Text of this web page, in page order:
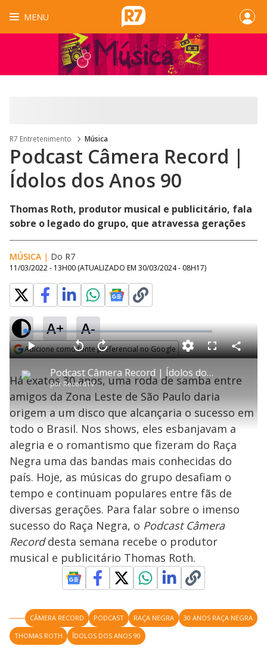
MENU
R7 Entretenimento Música
Podcast Câmera Record |
Ídolos dos Anos 90
Thomas Roth, produtor musical e publicitário, fala
sobre o legado do grupo, que atravessa gerações
MÚSICA | Do R7
11/03/2022 - 13H00 (ATUALIZADO EM 30/03/2024 - 08H17)
A+ A-
Adicione como fonte preferencial no Google
P
l
a
y
V
i
d
e
Podcast Câmera Record | Ídolos dos Anos 90
por RecordTV
P V
t
a
r
0
e
g
n
s
A
n
ç
a
1
s
e
u
n
d
o
s
M
u
d
o
L
o
a
d
e
:
1
.
0
5
%
F
l
r
e
n
C
o
a
r
a
Há exatos 30 anos, uma roda de samba entre
amigos da Zona Leste de São Paulo daria
origem a um disco que alcançaria o sucesso em
todo o Brasil. Nos shows, eles esbanjavam a
alegria e o romantismo que fizeram do Raça
Negra uma das bandas mais conhecidas do
país. Hoje, as músicas do grupo desafiam o
tempo e continuam populares entre fãs de
diversas gerações. Para falar sobre o imenso
sucesso do Raça Negra, o Podcast Câmera
Recorddesta semana recebe o produtor
musical e publicitário Thomas Roth.
CÂMERA RECORD PODCAST RAÇA NEGRA
30 ANOS RAÇA NEGRA
THOMAS ROTH
ÍDOLOS DOS ANOS 90